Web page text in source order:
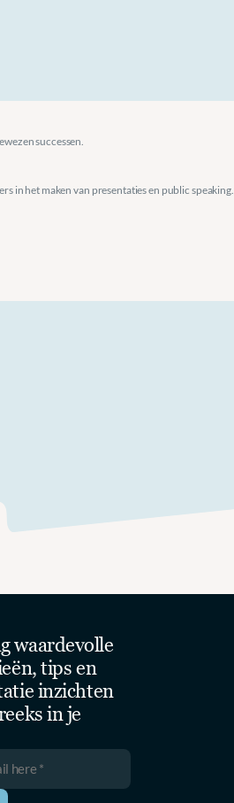
successen.
in het maken van presentaties en public speaking.
waardevolle
tips en
inzichten
in je